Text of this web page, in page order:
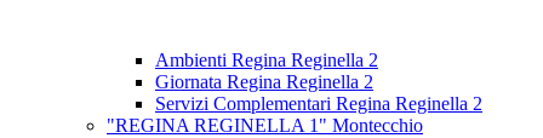
Ambienti Regina Reginella 2
Giornata Regina Reginella 2
Servizi Complementari Regina Reginella 2
"REGINA REGINELLA 1" Montecchio